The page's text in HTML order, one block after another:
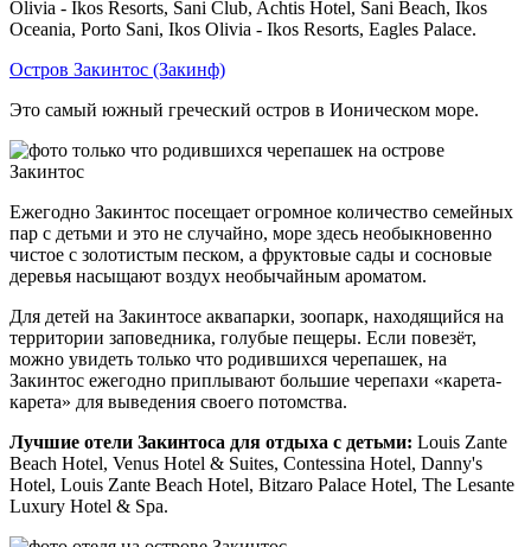
Olivia - Ikos Resorts, Sani Club, Achtis Hotel, Sani Beach, Ikos
Oceania, Porto Sani, Ikos Olivia - Ikos Resorts, Eagles Palace.
Остров Закинтос (Закинф)
Это самый южный греческий остров в Ионическом море.
Ежегодно Закинтос посещает огромное количество семейных
пар с детьми и это не случайно, море здесь необыкновенно
чистое с золотистым песком, а фруктовые сады и сосновые
деревья насыщают воздух необычайным ароматом.
Для детей на Закинтосе аквапарки, зоопарк, находящийся на
территории заповедника, голубые пещеры. Если повезёт,
можно увидеть только что родившихся черепашек, на
Закинтос ежегодно приплывают большие черепахи «карета-
карета» для выведения своего потомства.
Лучшие отели Закинтоса для отдыха с детьми: Louis Zante
Beach Hotel, Venus Hotel & Suites, Contessina Hotel, Danny's
Hotel, Louis Zante Beach Hotel, Bitzaro Palace Hotel, The Lesante
Luxury Hotel & Spa.